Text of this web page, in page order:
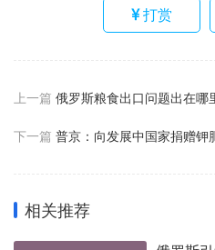
打赏
上一篇 俄罗斯粮食出口问题出在哪
下一篇 普京：向发展中国家捐赠钾
相关推荐